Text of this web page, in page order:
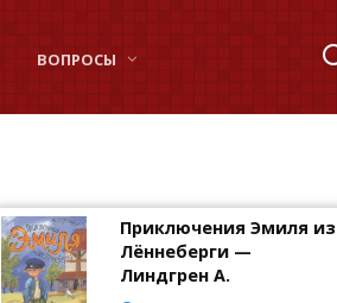
ВОПРОСЫ
Приключения Эмиля из
Лённеберги —
Линдгрен А.